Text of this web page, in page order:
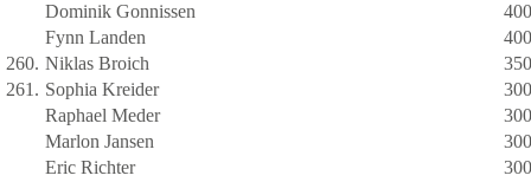
Dominik Gonnissen
400
Fynn Landen
400
260. Niklas Broich
350
261. Sophia Kreider
300
Raphael Meder
300
Marlon Jansen
300
Eric Richter
300